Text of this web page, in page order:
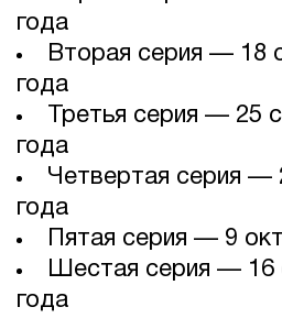
года
Вторая серия — 18
года
Третья серия — 25
года
Четвертая серия —
года
Пятая серия — 9
Шестая серия — 16
года